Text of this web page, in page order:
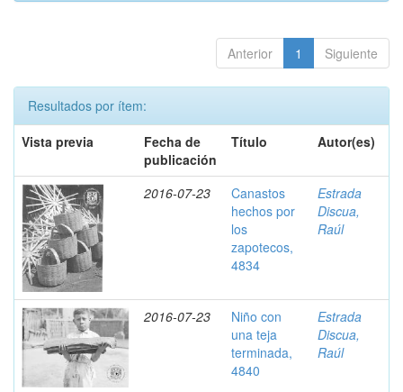
Anterior 1 Siguiente
Resultados por ítem:
Vista previa
Fecha de
publicación
Título Autor(es)
2016-07-23
Canastos
hechos por
los
zapotecos,
4834
Estrada
Discua,
Raúl
2016-07-23
Niño con
una teja
terminada,
4840
Estrada
Discua,
Raúl